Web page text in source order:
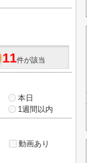
11件が該当
本日
1週間以内
動画あり